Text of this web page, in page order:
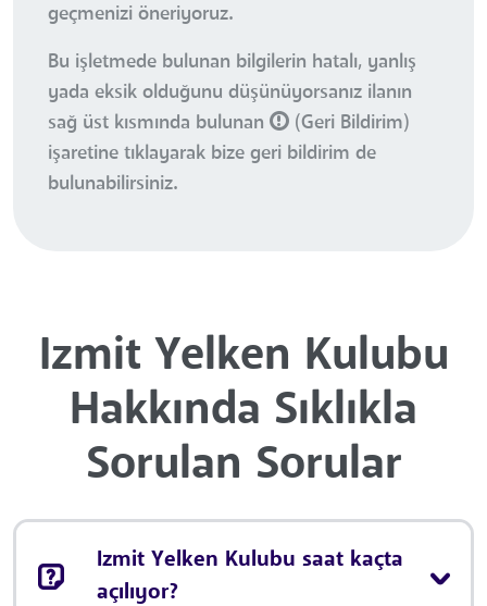
geçmenizi öneriyoruz.
Bu işletmede bulunan bilgilerin hatalı, yanlış
yada eksik olduğunu düşünüyorsanız ilanın
sağ üst kısmında bulunan
(Geri Bildirim)
işaretine tıklayarak bize geri bildirim de
bulunabilirsiniz.
Izmit Yelken Kulubu
Hakkında Sıklıkla
Sorulan Sorular
Izmit Yelken Kulubu saat kaçta
açılıyor?